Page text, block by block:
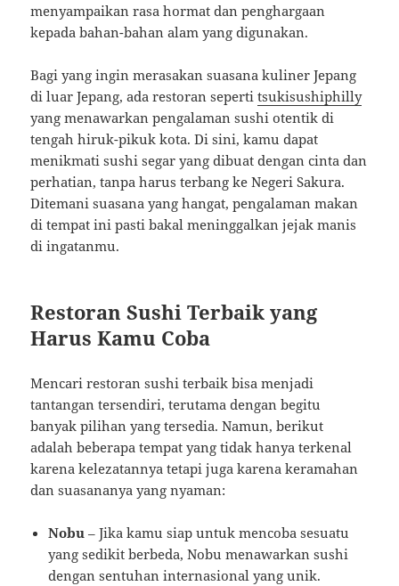
menyampaikan rasa hormat dan penghargaan
kepada bahan-bahan alam yang digunakan.
Bagi yang ingin merasakan suasana kuliner Jepang
di luar Jepang, ada restoran sepertitsukisushiphilly
yang menawarkan pengalaman sushi otentik di
tengah hiruk-pikuk kota. Di sini, kamu dapat
menikmati sushi segar yang dibuat dengan cinta dan
perhatian, tanpa harus terbang ke Negeri Sakura.
Ditemani suasana yang hangat, pengalaman makan
di tempat ini pasti bakal meninggalkan jejak manis
di ingatanmu.
Restoran Sushi Terbaik yang
Harus Kamu Coba
Mencari restoran sushi terbaik bisa menjadi
tantangan tersendiri, terutama dengan begitu
banyak pilihan yang tersedia. Namun, berikut
adalah beberapa tempat yang tidak hanya terkenal
karena kelezatannya tetapi juga karena keramahan
dan suasananya yang nyaman:
Nobu – Jika kamu siap untuk mencoba sesuatu
yang sedikit berbeda, Nobu menawarkan sushi
dengan sentuhan internasional yang unik.